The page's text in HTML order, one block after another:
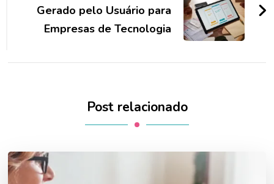
Gerado pelo Usuário para
Empresas de Tecnologia
Post relacionado